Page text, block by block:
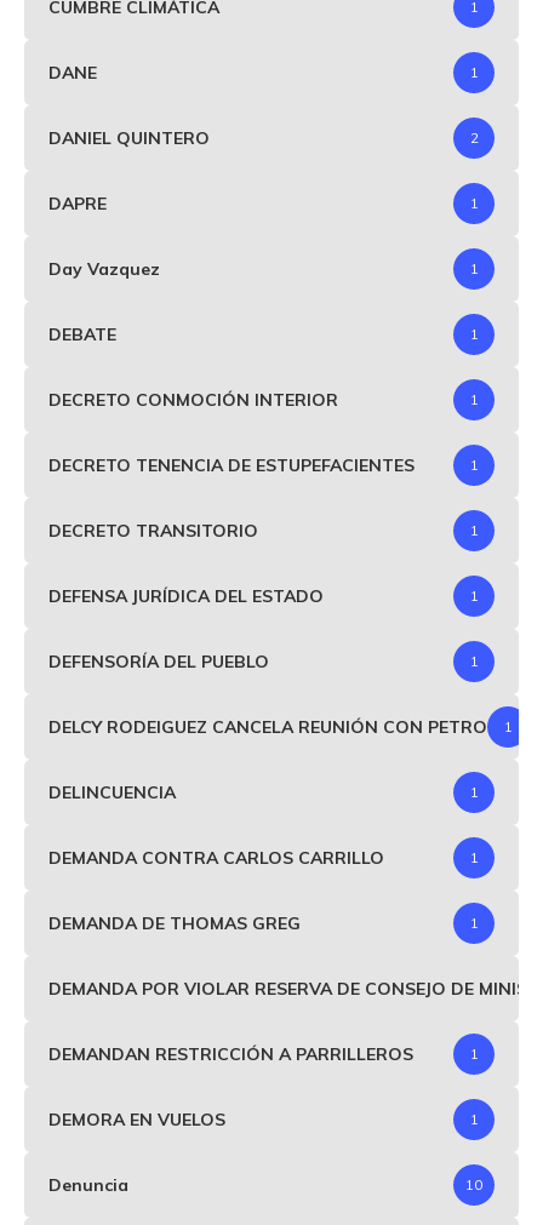
CUMBRE CLIMÁTICA 1
DANE 1
DANIEL QUINTERO 2
DAPRE 1
Day Vazquez 1
DEBATE 1
DECRETO CONMOCIÓN INTERIOR 1
DECRETO TENENCIA DE ESTUPEFACIENTES 1
DECRETO TRANSITORIO 1
DEFENSA JURÍDICA DEL ESTADO 1
DEFENSORÍA DEL PUEBLO 1
DELCY RODEIGUEZ CANCELA REUNIÓN CON PETRO 1
DELINCUENCIA 1
DEMANDA CONTRA CARLOS CARRILLO 1
DEMANDA DE THOMAS GREG 1
DEMANDA POR VIOLAR RESERVA DE CONSEJO DE
DEMANDAN RESTRICCIÓN A PARRILLEROS 1
DEMORA EN VUELOS 1
Denuncia 10